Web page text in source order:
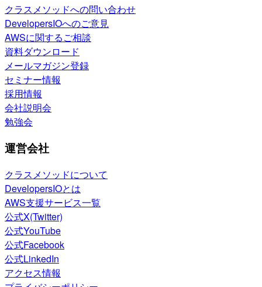
クラスメソッドへの問い合わせ
DevelopersIOへのご意見
AWSに関するご相談
資料ダウンロード
メールマガジン登録
セミナー情報
採用情報
会社説明会
勉強会
運営会社
クラスメソッドについて
DevelopersIOとは
AWS支援サービス一覧
公式X(Twitter)
公式YouTube
公式Facebook
公式LinkedIn
アクセス情報